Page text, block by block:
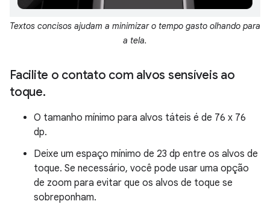
Textos concisos ajudam a minimizar o tempo gasto olhando para
a tela.
Facilite o contato com alvos sensíveis ao
toque.
O tamanho mínimo para alvos táteis é de 76 x 76
dp.
Deixe um espaço mínimo de 23 dp entre os alvos de
toque. Se necessário, você pode usar uma opção
de zoom para evitar que os alvos de toque se
sobreponham.